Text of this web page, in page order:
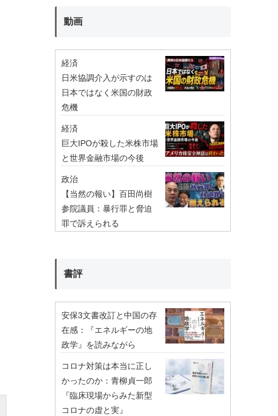
動画
経済
日米協調介入が示すのは
日本ではなく米国の財政
危機
経済
巨大IPOが殺した米株市場
と世界金融市場の今後
政治
【当然の報い】百田尚樹
参院議員：暴行罪と脅迫
罪で訴えられる
書評
安保3文書改訂と中国の存
在感：『エネルギーの地
政学』を読みながら
コロナ対策は本当に正し
かったのか：青柳貞一郎
『臨床現場からみた新型
コロナの虚と実』